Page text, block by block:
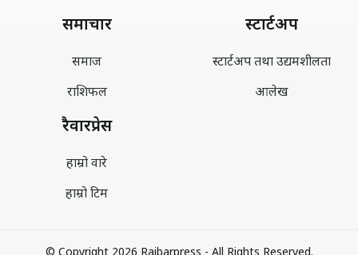
समाचार
समाज
राशिफल
स्टार्टअप
स्टार्टअप तथा उद्यमशीलता
आलेख
रैवारप्रेस
हाम्रो वारे
हाम्रो टिम